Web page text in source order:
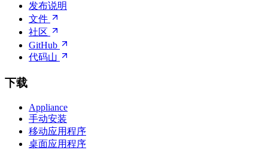
发布说明
文件
社区
GitHub
代码山
下载
Appliance
手动安装
移动应用程序
桌面应用程序